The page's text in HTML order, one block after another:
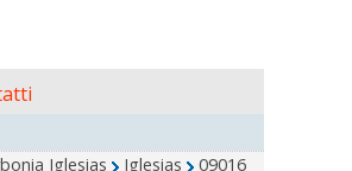
Iglesias Iglesias 09016